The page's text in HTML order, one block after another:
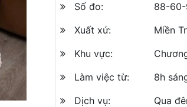
Số đo:
88-
Xuất xứ:
Miền
Khu vực:
Làm việc từ:
8h
Dịch vụ:
Qua